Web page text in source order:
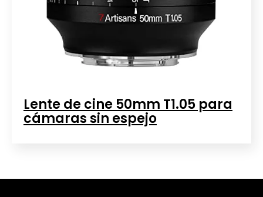
Lente de cine 50mm T1.05 para
cámaras sin espejo